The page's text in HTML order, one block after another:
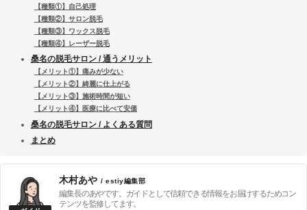
【種類①】自己処理
【種類②】サロン脱毛
【種類③】ワックス脱毛
【種類④】レーザー脱毛
桑名の脱毛サロン / 通うメリット
【メリット①】痛みが少ない
【メリット②】綺麗に仕上がる
【メリット③】施術時間が短い
【メリット④】医療に比べて安価
桑名の脱毛サロン / よくある質問
まとめ
木村あや / estiy編集部
編集長のあやです。ガイドとして信頼できる情報をお届けするためコン
テンツを監修してます。